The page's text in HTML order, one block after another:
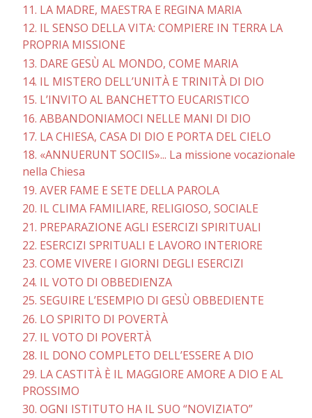
11. LA MADRE, MAESTRA E REGINA MARIA
12. IL SENSO DELLA VITA: COMPIERE IN TERRA LA
PROPRIA MISSIONE
13. DARE GESÙ AL MONDO, COME MARIA
14. IL MISTERO DELL’UNITÀ E TRINITÀ DI DIO
15. L’INVITO AL BANCHETTO EUCARISTICO
16. ABBANDONIAMOCI NELLE MANI DI DIO
17. LA CHIESA, CASA DI DIO E PORTA DEL CIELO
18. «ANNUERUNT SOCIIS»... La missione vocazionale
nella Chiesa
19. AVER FAME E SETE DELLA PAROLA
20. IL CLIMA FAMILIARE, RELIGIOSO, SOCIALE
21. PREPARAZIONE AGLI ESERCIZI SPIRITUALI
22. ESERCIZI SPRITUALI E LAVORO INTERIORE
23. COME VIVERE I GIORNI DEGLI ESERCIZI
24. IL VOTO DI OBBEDIENZA
25. SEGUIRE L’ESEMPIO DI GESÙ OBBEDIENTE
26. LO SPIRITO DI POVERTÀ
27. IL VOTO DI POVERTÀ
28. IL DONO COMPLETO DELL’ESSERE A DIO
29. LA CASTITÀ È IL MAGGIORE AMORE A DIO E AL
PROSSIMO
30. OGNI ISTITUTO HA IL SUO “NOVIZIATO”